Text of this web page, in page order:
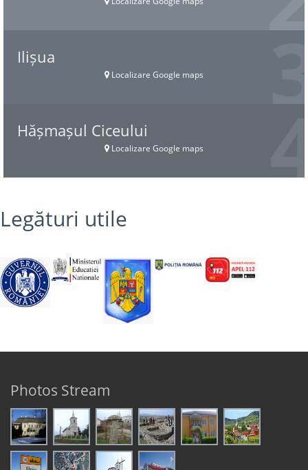
Ilișua
Localizare Google maps
Hășmașul Ciceului
Localizare Google maps
Legături utile
Photos Stream